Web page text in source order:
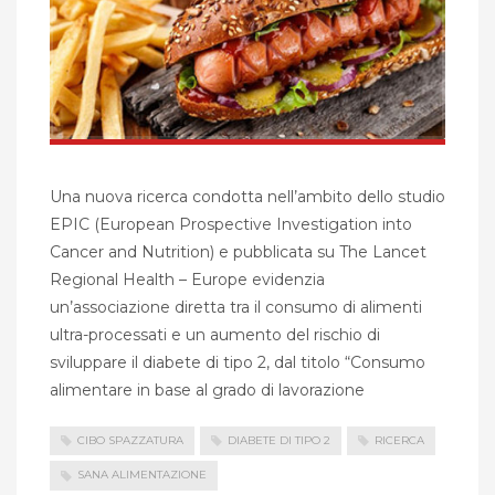
Una nuova ricerca condotta nell’ambito dello studio
EPIC (European Prospective Investigation into
Cancer and Nutrition) e pubblicata su The Lancet
Regional Health – Europe evidenzia
un’associazione diretta tra il consumo di alimenti
ultra-processati e un aumento del rischio di
sviluppare il diabete di tipo 2, dal titolo “Consumo
alimentare in base al grado di lavorazione
CIBO SPAZZATURA DIABETE DI TIPO 2 RICERCA
SANA ALIMENTAZIONE